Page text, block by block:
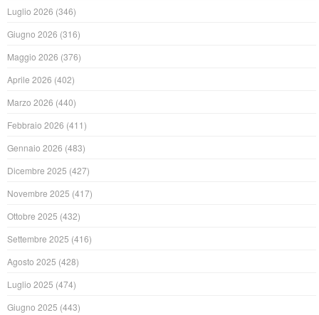
Luglio 2026 (346)
Giugno 2026 (316)
Maggio 2026 (376)
Aprile 2026 (402)
Marzo 2026 (440)
Febbraio 2026 (411)
Gennaio 2026 (483)
Dicembre 2025 (427)
Novembre 2025 (417)
Ottobre 2025 (432)
Settembre 2025 (416)
Agosto 2025 (428)
Luglio 2025 (474)
Giugno 2025 (443)